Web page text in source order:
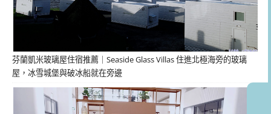
芬蘭凱米玻璃屋住宿推薦｜Seaside Glass Villas 住進北極海旁的玻璃
屋，冰雪城堡與破冰船就在旁邊